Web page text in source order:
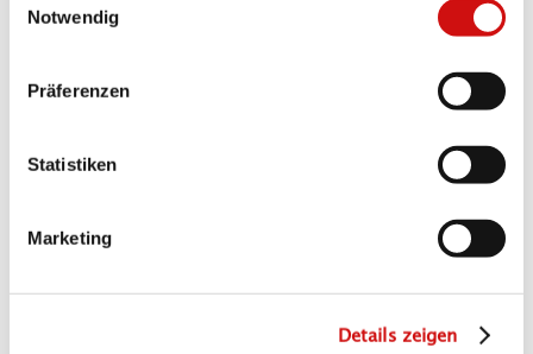
Notwendig
Präferenzen
Statistiken
Marketing
Details zeigen